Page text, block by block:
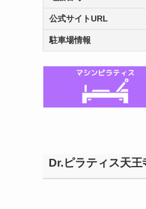
公式サイトURL
駐車場情報
Dr.ピラティス天王